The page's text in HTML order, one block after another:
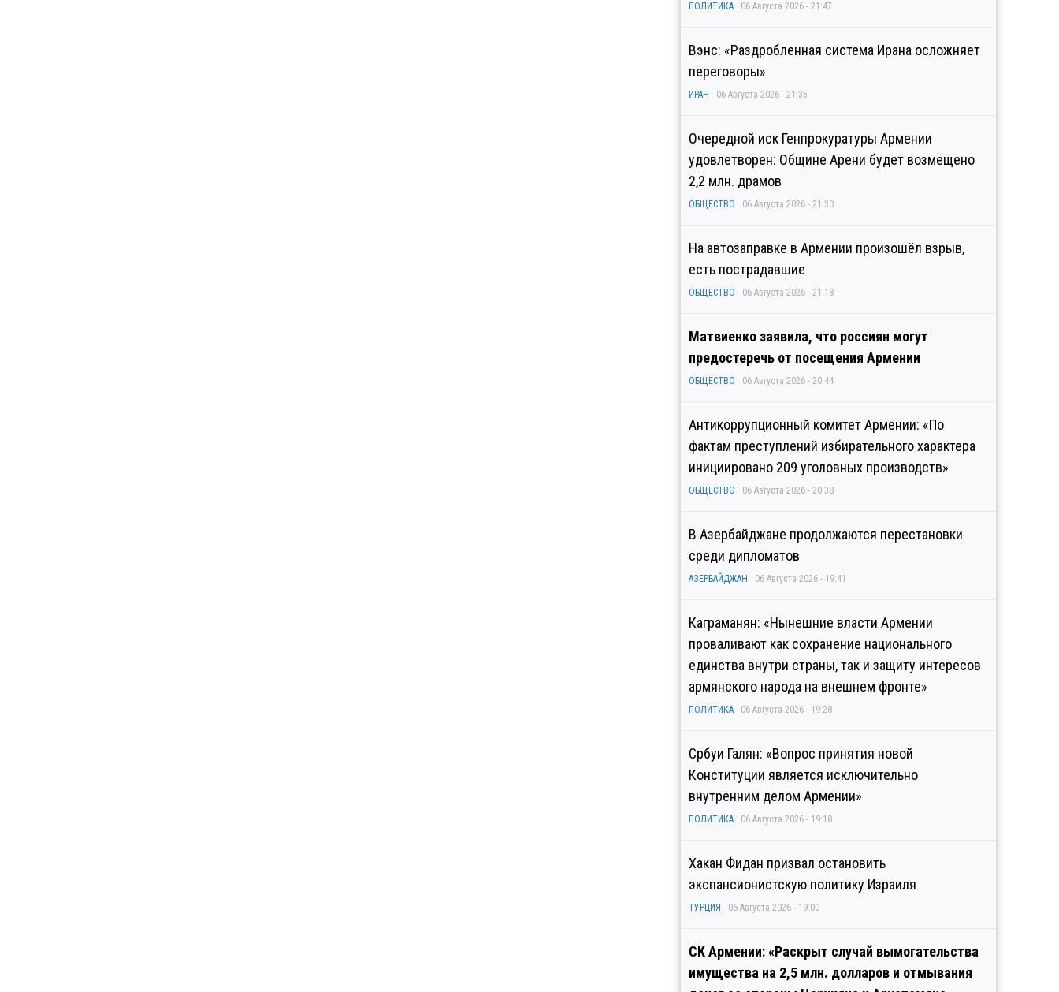
ПОЛИТИКА 06 Августа 2026 - 21:47
Вэнс: «Раздробленная система Ирана осложняет
переговоры»
ИРАН 06 Августа 2026 - 21:35
Очередной иск Генпрокуратуры Армении
удовлетворен: Общине Арени будет возмещено
2,2 млн. драмов
ОБЩЕСТВО 06 Августа 2026 - 21:30
На автозаправке в Армении произошёл взрыв,
есть пострадавшие
ОБЩЕСТВО 06 Августа 2026 - 21:18
Матвиенко заявила, что россиян могут
предостеречь от посещения Армении
ОБЩЕСТВО 06 Августа 2026 - 20:44
Антикоррупционный комитет Армении: «По
фактам преступлений избирательного характера
инициировано 209 уголовных производств»
ОБЩЕСТВО 06 Августа 2026 - 20:38
В Азербайджане продолжаются перестановки
среди дипломатов
АЗЕРБАЙДЖАН 06 Августа 2026 - 19:41
Каграманян: «Нынешние власти Армении
проваливают как сохранение национального
единства внутри страны, так и защиту интересов
армянского народа на внешнем фронте»
ПОЛИТИКА 06 Августа 2026 - 19:28
Србуи Галян: «Вопрос принятия новой
Конституции является исключительно
внутренним делом Армении»
ПОЛИТИКА 06 Августа 2026 - 19:18
Хакан Фидан призвал остановить
экспансионистскую политику Израиля
ТУРЦИЯ 06 Августа 2026 - 19:00
СК Армении: «Раскрыт случай вымогательства
имущества на 2,5 млн. долларов и отмывания